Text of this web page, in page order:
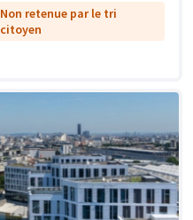
Non retenue par le tri
citoyen